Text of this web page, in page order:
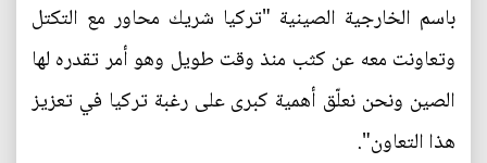
باسم الخارجية الصينية "تركيا شريك محاور مع التكتل
وتعاونت معه عن كثب منذ وقت طويل وهو أمر تقدره لها
الصين ونحن نعلّق أهمية كبرى على رغبة تركيا في تعزيز
هذا التعاون".